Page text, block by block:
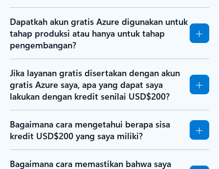
Dapatkah akun gratis Azure digunakan untuk
tahap produksi atau hanya untuk tahap
pengembangan?
Jika layanan gratis disertakan dengan akun
gratis Azure saya, apa yang dapat saya
lakukan dengan kredit senilai USD$200?
Bagaimana cara mengetahui berapa sisa
kredit USD$200 yang saya miliki?
Bagaimana cara memastikan bahwa saya